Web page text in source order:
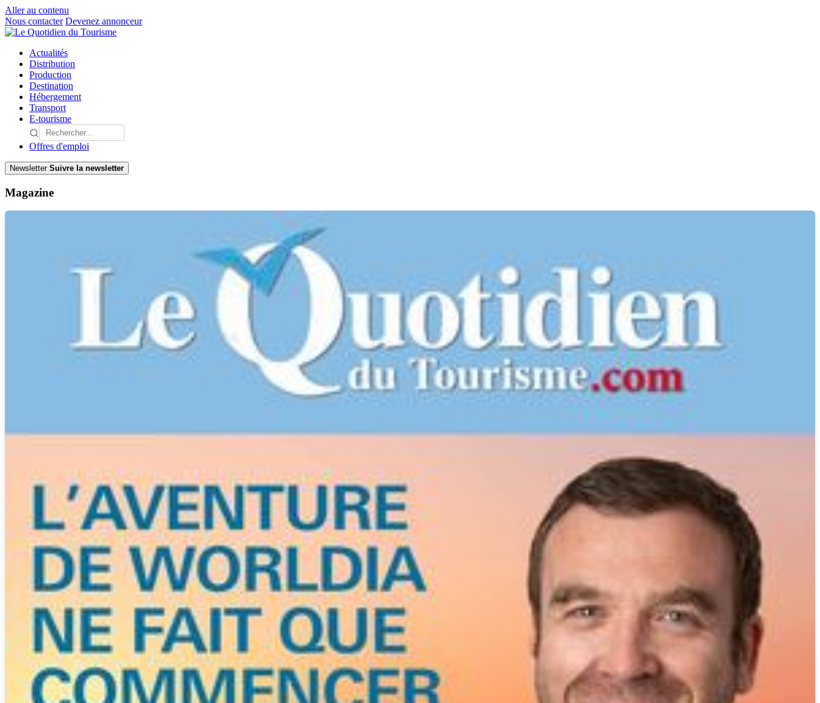
Aller au contenu
Nous contacter Devenez annonceur
Actualités
Distribution
Production
Destination
Hébergement
Transport
E-tourisme
Offres d'emploi
Newsletter Suivre la newsletter
Magazine